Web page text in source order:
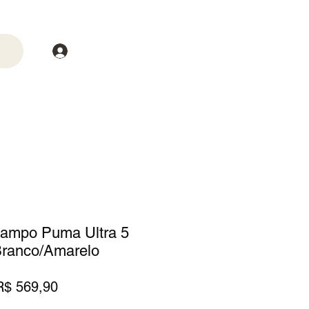
Puma Ultra 5
Amarelo
569,90Preço